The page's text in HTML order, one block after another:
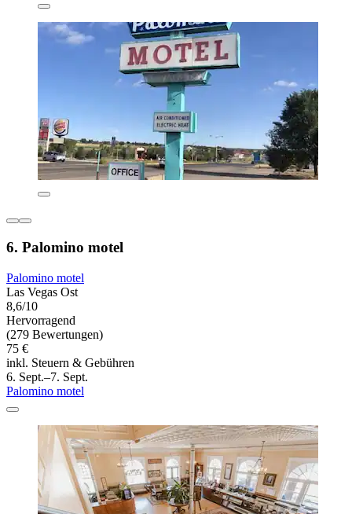
6. Palomino motel
Palomino motel
Las Vegas Ost
8,6/10
Hervorragend
(279 Bewertungen)
75 €
inkl. Steuern & Gebühren
6. Sept.–7. Sept.
Palomino motel